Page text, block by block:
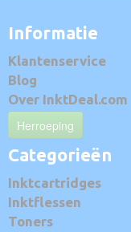
Informatie
Klantenservice
Blog
Over InktDeal.com
Herroeping
Categorieën
Inktcartridges
Inktflessen
Toners